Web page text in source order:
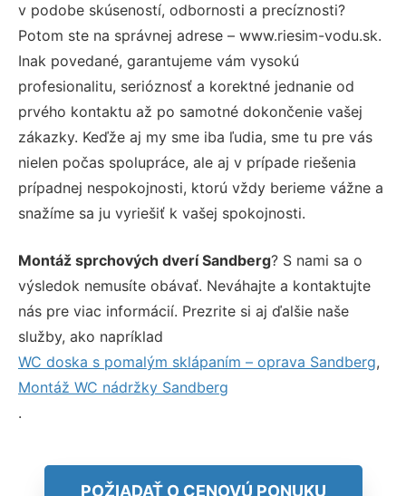
v podobe skúseností, odbornosti a precíznosti?
Potom ste na správnej adrese – www.riesim-vodu.sk.
Inak povedané, garantujeme vám vysokú
profesionalitu, serióznosť a korektné jednanie od
prvého kontaktu až po samotné dokončenie vašej
zákazky. Keďže aj my sme iba ľudia, sme tu pre vás
nielen počas spolupráce, ale aj v prípade riešenia
prípadnej nespokojnosti, ktorú vždy berieme vážne a
snažíme sa ju vyriešiť k vašej spokojnosti.
Montáž sprchových dverí Sandberg? S nami sa o
výsledok nemusíte obávať. Neváhajte a kontaktujte
nás pre viac informácií. Prezrite si aj ďalšie naše
služby, ako napríklad
WC doska s pomalým sklápaním – oprava Sandberg,
Montáž WC nádržky Sandberg
.
POŽIADAŤ O CENOVÚ PONUKU